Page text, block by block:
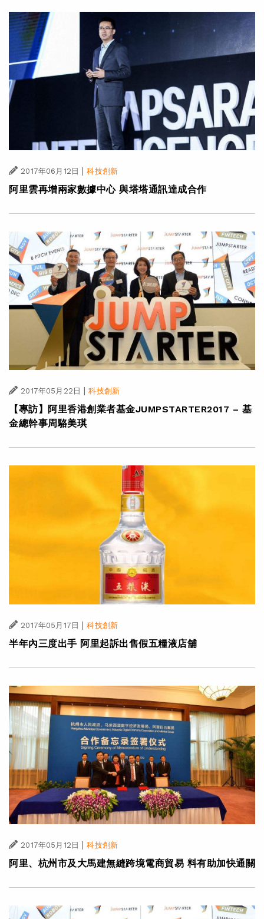
2017年06月12日 | 科技創新
阿里雲再增兩家數據中心 與塔塔通訊達成合作
2017年05月22日 科技創新
【專訪】阿里香港創業者基金JUMPSTARTER2017 – 基
金總幹事周駱美琪
2017年05月17日 | 科技創新
半年內三度出手 阿里起訴出售假五糧液店舖
2017年05月12日 | 科技創新
阿里、杭州市及大馬建無縫跨境電商貿易 料有助加快通關